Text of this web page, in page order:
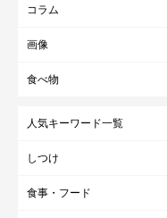
コラム
画像
食べ物
人気キーワード一覧
しつけ
食事・フード